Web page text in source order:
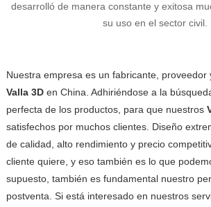
desarrolló de manera constante y exitosa
su uso en el sector civil.
Nuestra empresa es un fabricante,
Valla 3Den China. Adhiriéndose a la
perfecta de los productos, para que nuestros
satisfechos por muchos clientes. Diseño
de calidad, alto rendimiento y precio
cliente quiere, y eso también es lo que
supuesto, también es fundamental nuestro
postventa. Si está interesado en nuestros